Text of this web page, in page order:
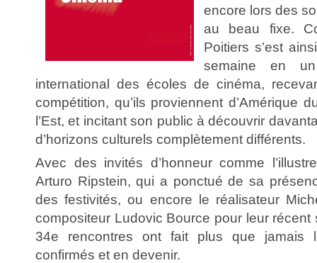
encore lors des
au beau fixe.
Poitiers s’est
semaine en
international des écoles de cinéma,
compétition, qu’ils proviennent d’Amérique
l’Est, et incitant son public à découvrir
d’horizons culturels complètement différents.
Avec des invités d’honneur comme
Arturo Ripstein, qui a ponctué de sa
des festivités, ou encore le réalisateur
compositeur Ludovic Bource pour leur
34e rencontres ont fait plus que jamais
confirmés et en devenir.